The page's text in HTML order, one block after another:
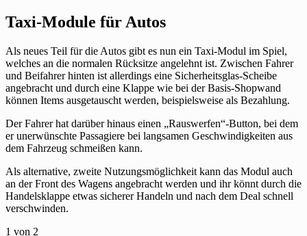
Taxi-Module für Autos
Als neues Teil für die Autos gibt es nun ein Taxi-Modul im Spiel,
welches an die normalen Rücksitze angelehnt ist. Zwischen Fahrer
und Beifahrer hinten ist allerdings eine Sicherheitsglas-Scheibe
angebracht und durch eine Klappe wie bei der Basis-Shopwand
können Items ausgetauscht werden, beispielsweise als Bezahlung.
Der Fahrer hat darüber hinaus einen „Rauswerfen“-Button, bei dem
er unerwünschte Passagiere bei langsamen Geschwindigkeiten aus
dem Fahrzeug schmeißen kann.
Als alternative, zweite Nutzungsmöglichkeit kann das Modul auch
an der Front des Wagens angebracht werden und ihr könnt durch die
Handelsklappe etwas sicherer Handeln und nach dem Deal schnell
verschwinden.
1 von 2